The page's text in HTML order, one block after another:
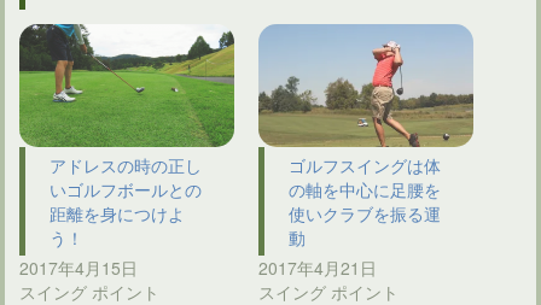
アドレスの時の正し
いゴルフボールとの
距離を身につけよ
う！
2017年4月15日
スイング ポイント
ゴルフスイングは体
の軸を中心に足腰を
使いクラブを振る運
動
2017年4月21日
スイング ポイント